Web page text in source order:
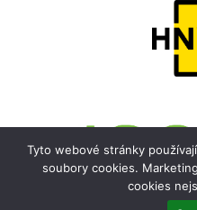
Tyto webové stránky
soubory cookies.
cookies